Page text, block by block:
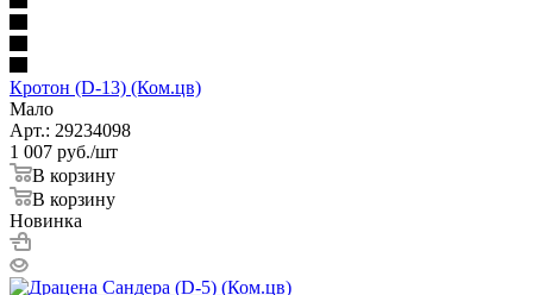
Кротон (D-13) (Ком.цв)
Мало
Арт.: 29234098
1 007 руб./шт
В корзину
В корзину
Новинка